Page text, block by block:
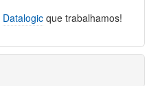
Datalogic que trabalhamos!